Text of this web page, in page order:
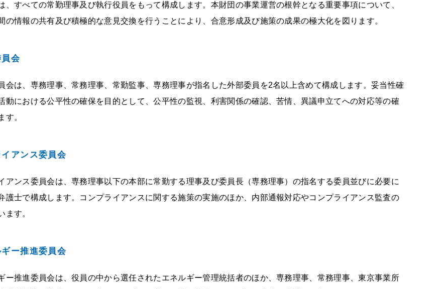
、すべての常勤理事及び執行役員をもって構成します。本財団の事業運営の根幹となる重要事項について、
の情報の共有及び積極的な意見交換を行うことにより、合意形成及び施策の成果の極大化を図ります。
会
会は、専務理事、常務理事、常勤監事、専務理事が指名した外部委員を2名以上含めて構成します。妥当性確
動における公平性の確保を目的として、公平性の監視、利害関係の確認、苦情、異議申立てへの対応等の確
す。
アンス委員会
アンス委員会は、専務理事以下の本部に常勤する理事及び委員⾧（専務理事）の指名する委員並びに必要に
護士で構成します。コンプライアンスに関する施策の実施のほか、内部通報対応やコンプライアンス監査の
ます。
ー推進委員会
ー推進委員会は、役員の中から選任されたエネルギー管理統括者のほか、専務理事、常務理事、東京事業所